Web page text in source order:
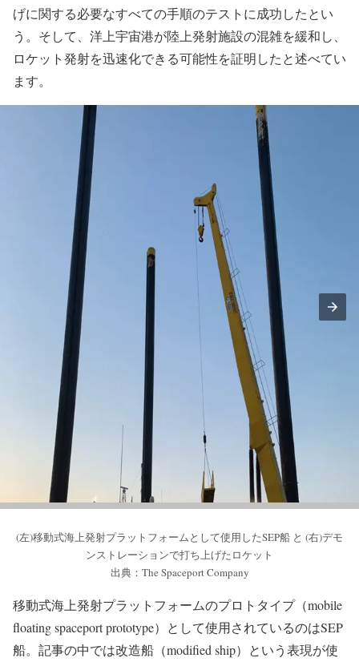
げに関する必要なすべての手順のテストに成功したとい
う。そして、洋上宇宙港が陸上発射施設の混雑を緩和し、
ロケット発射を迅速化できる可能性を証明したと述べてい
ます。
(左)移動式海上発射プラットフォームとして使用したSEP船 と (右)デモ
ンストレーションで打ち上げたロケット
出典：The Spaceport Company
移動式海上発射プラットフォームのプロトタイプ（mobile
floating spaceport prototype）として使用されているのはSEP
船。記事の中では改造船（modified ship）という表現が使